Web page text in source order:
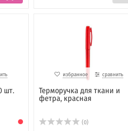
шт.
избранное сравнить
Терморучка для ткани и
фетра, красная
(0)